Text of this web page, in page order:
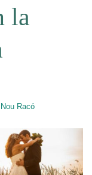
la
Nou Racó